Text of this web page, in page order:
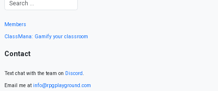
Members
ClassMana: Gamify your classroom
Contact
Text chat with the team on Discord.
Email me at info@rpgplayground.com